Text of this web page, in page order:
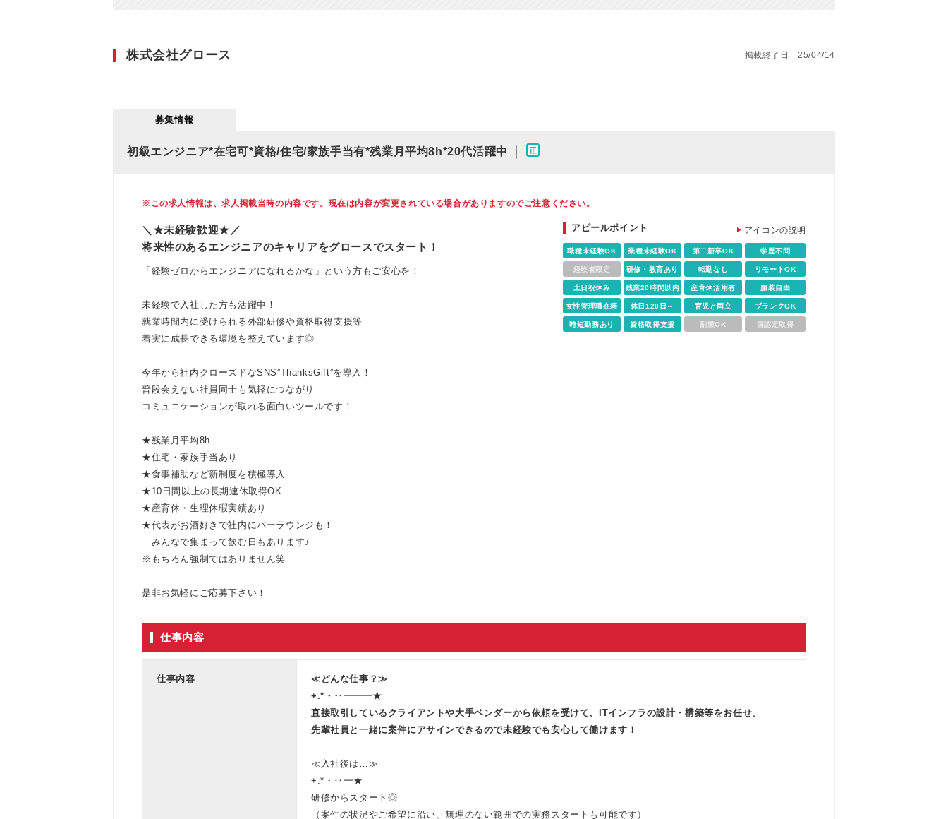
株式会社グロース 掲載終了日 25/04/14
募集情報
初級エンジニア*在宅可*資格/住宅/家族手当有*残業月平均8h*20代活躍中
※この求人情報は、求人掲載当時の内容です。現在は内容が変更されている場合がありますのでご注意ください。
＼★未経験歓迎★／
将来性のあるエンジニアのキャリアをグロースでスタート！
「経験ゼロからエンジニアになれるかな」という方もご安心を！
未経験で入社した方も活躍中！
就業時間内に受けられる外部研修や資格取得支援等
着実に成長できる環境を整えています◎
今年から社内クローズドなSNS”ThanksGift”を導入！
普段会えない社員同士も気軽につながり
コミュニケーションが取れる面白いツールです！
★残業月平均8h
★住宅・家族手当あり
★食事補助など新制度を積極導入
★10日間以上の長期連休取得OK
★産育休・生理休暇実績あり
★代表がお酒好きで社内にバーラウンジも！
みんなで集まって飲む日もあります♪
※もちろん強制ではありません笑
是非お気軽にご応募下さい！
アピールポイント アイコンの説明
職種未経験OK 業種未経験OK 第二新卒OK 学歴不問
経験者限定 研修・教育あり 転勤なし リモートOK
土日祝休み 残業20時間以内 産育休活用有 服装自由
女性管理職在籍 休日120日～ 育児と両立 ブランクOK
時短勤務あり 資格取得支援 副業OK 国認定取得
仕事内容
仕事内容
≪どんな仕事？≫
+.*・‥━━━★
直接取引しているクライアントや大手ベンダーから依頼を受けて、ITインフラの設計・構築等をお任せ。
先輩社員と一緒に案件にアサインできるので未経験でも安心して働けます！
≪入社後は…≫
+.*・‥━★
研修からスタート◎
（案件の状況やご希望に沿い、無理のない範囲での実務スタートも可能です）